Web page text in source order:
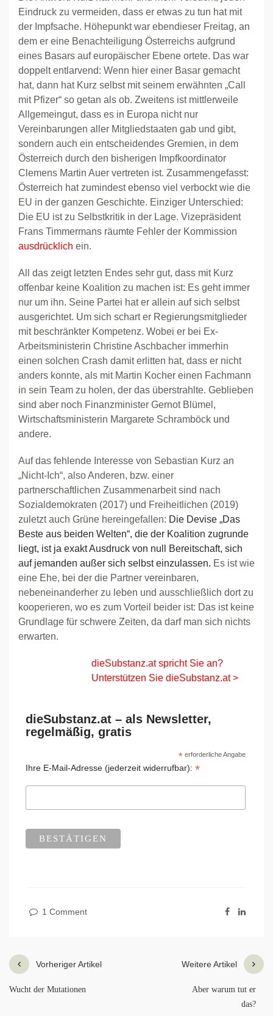
Eindruck zu vermeiden, dass er etwas zu tun hat mit
der Impfsache. Höhepunkt war ebendieser Freitag, an
dem er eine Benachteiligung Österreichs aufgrund
eines Basars auf europäischer Ebene ortete. Das war
doppelt entlarvend: Wenn hier einer Basar gemacht
hat, dann hat Kurz selbst mit seinem erwähnten „Call
mit Pfizer“ so getan als ob. Zweitens ist mittlerweile
Allgemeingut, dass es in Europa nicht nur
Vereinbarungen aller Mitgliedstaaten gab und gibt,
sondern auch ein entscheidendes Gremien, in dem
Österreich durch den bisherigen Impfkoordinator
Clemens Martin Auer vertreten ist. Zusammengefasst:
Österreich hat zumindest ebenso viel verbockt wie die
EU in der ganzen Geschichte. Einziger Unterschied:
Die EU ist zu Selbstkritik in der Lage. Vizepräsident
Frans Timmermans räumte Fehler der Kommission
ausdrücklich ein.
All das zeigt letzten Endes sehr gut, dass mit Kurz
offenbar keine Koalition zu machen ist: Es geht immer
nur um ihn. Seine Partei hat er allein auf sich selbst
ausgerichtet. Um sich schart er Regierungsmitglieder
mit beschränkter Kompetenz. Wobei er bei Ex-
Arbeitsministerin Christine Aschbacher immerhin
einen solchen Crash damit erlitten hat, dass er nicht
anders konnte, als mit Martin Kocher einen Fachmann
in sein Team zu holen, der das überstrahlte. Geblieben
sind aber noch Finanzminister Gernot Blümel,
Wirtschaftsministerin Margarete Schramböck und
andere.
Auf das fehlende Interesse von Sebastian Kurz an
„Nicht-Ich“, also Anderen, bzw. einer
partnerschaftlichen Zusammenarbeit sind nach
Sozialdemokraten (2017) und Freiheitlichen (2019)
zuletzt auch Grüne hereingefallen: Die Devise „Das
Beste aus beiden Welten“, die der Koalition zugrunde
liegt, ist ja exakt Ausdruck von null Bereitschaft, sich
auf jemanden außer sich selbst einzulassen. Es ist wie
eine Ehe, bei der die Partner vereinbaren,
nebeneinanderher zu leben und ausschließlich dort zu
kooperieren, wo es zum Vorteil beider ist: Das ist keine
Grundlage für schwere Zeiten, da darf man sich nichts
erwarten.
dieSubstanz.at spricht Sie an?
Unterstützen Sie dieSubstanz.at >
dieSubstanz.at – als Newsletter,
regelmäßig, gratis
*erforderliche Angabe
Ihre E-Mail-Adresse (jederzeit widerrufbar): *
1 Comment
Vorheriger Artikel
Wucht der Mutationen
Weitere Artikel
Aber warum tut er
das?